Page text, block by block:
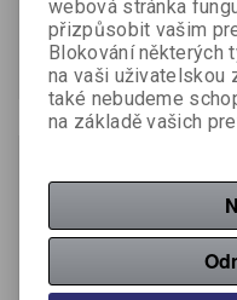
35,50 Kč (bez DPH:)
Koupit
webová stránka
přizpůsobit vašim
Blokování některých
na vaši uživatelskou
také nebudeme
na základě vašich